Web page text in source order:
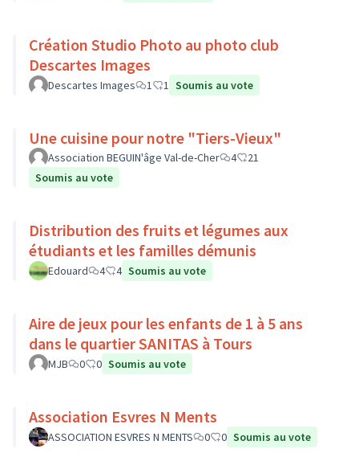
Création Studio Photo au photo club
Descartes Images
Descartes Images 1 1 Soumis au vote
Une cuisine pour notre "Tiers-Vieux"
Association BEGUIN'âge Val-de-Cher 4
21
Soumis au vote
Distribution des fruits et légumes aux
étudiants et les familles démunis
Edouard 4 4 Soumis au vote
Aire de jeux pour les enfants de 1 à 5 ans
dans le quartier SANITAS à Tours
MJB 0 0 Soumis au vote
Association Esvres N Ments
ASSOCIATION ESVRES N MENTS 0 0 Soumis au vote